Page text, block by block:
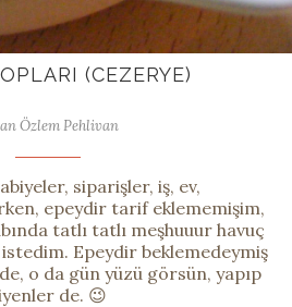
(CEZERYE)
Özlem Pehlivan
siparişler, iş, ev,
epeydir tarif eklememişim,
tatlı tatlı meşhuuur havuç
istedim. Epeydir beklemedeymiş
o da gün yüzü görsün, yapıp
de. 😉